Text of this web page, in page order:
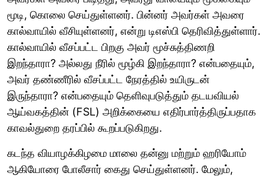
மூடி, கொலை செய்துள்ளனர். பின்னர் அவர்கள் அவரை
கால்வாயில் வீசியுள்ளனர், என்று டிஎஸ்பி தெரிவித்துள்ளார்.
கால்வாயில் வீசப்பட்ட பிறகு அவர் மூச்சுத்திணறி
இறந்தாரா? அல்லது நீரில் மூழ்கி இறந்தாரா? என்பதையும்,
அவர் தண்ணீரில் வீசப்பட்ட நேரத்தில் உயிருடன்
இருந்தாரா? என்பதையும் தெளிவுபடுத்தும் தடயவியல்
ஆய்வகத்தின் (FSL) அறிக்கையை எதிர்பார்த்திருப்பதாக
காவல்துறை தரப்பில் கூறப்படுகிறது.
கடந்த வியாழக்கிழமை மாலை தன்னு மற்றும் ஹரியோம்
ஆகியோரை போலீசார் கைது செய்துள்ளனர். மேலும்,